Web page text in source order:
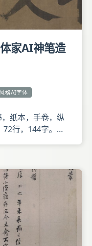
家AI神笔造
格AI字体
，纸本，手卷，纵
行，144字。
太陰雷雨垂。松根胡